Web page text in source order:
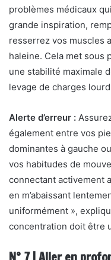
problèmes médicaux
grande inspiration,
resserrez vos muscles
haleine. Cela met sous
une stabilité maximale
levage de charges
Alerte d’erreur :
également entre vos
dominantes à gauche
vos habitudes de
connectant activement
en m’abaissant
uniformément »,
concentration doit être